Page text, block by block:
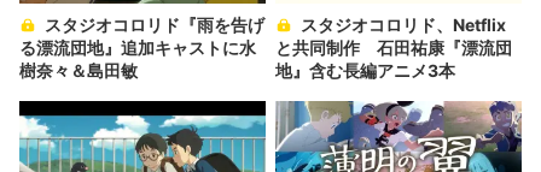
る漂流団地』追加キャストに水
樹奈々＆島田敏
と共同制作 石田祐康『漂流団
地』含む長編アニメ3本